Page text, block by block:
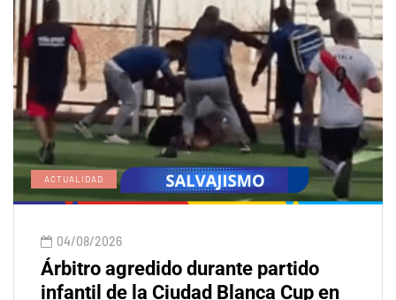
ACTUALIDAD
04/08/2026
Árbitro agredido durante partido
infantil de la Ciudad Blanca Cup en